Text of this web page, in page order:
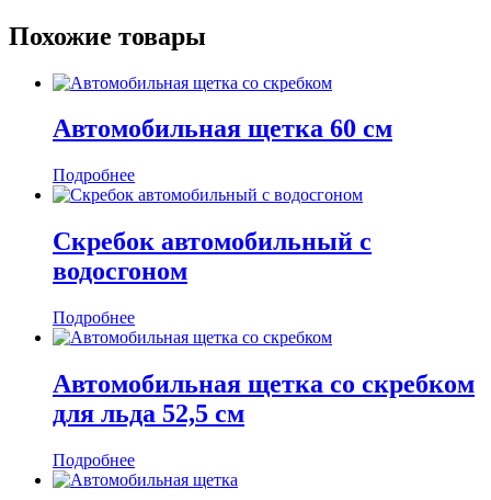
Похожие товары
Автомобильная щетка 60 см
Подробнее
Скребок автомобильный с
водосгоном
Подробнее
Автомобильная щетка со скребком
для льда 52,5 см
Подробнее